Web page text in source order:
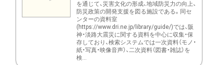
を通じて、災害文化の形成、地域防災力の向上、
防災政策の開発支援を図る施設である。同セ
ンターの資料室
(https://www.dri.ne.jp/library/guide/)では、阪
神・淡路大震災に関する資料を中心に収集・保
存しており、検索システムでは一次資料（モノ・
紙・写真・映像音声）、二次資料（図書・雑誌）を
検...